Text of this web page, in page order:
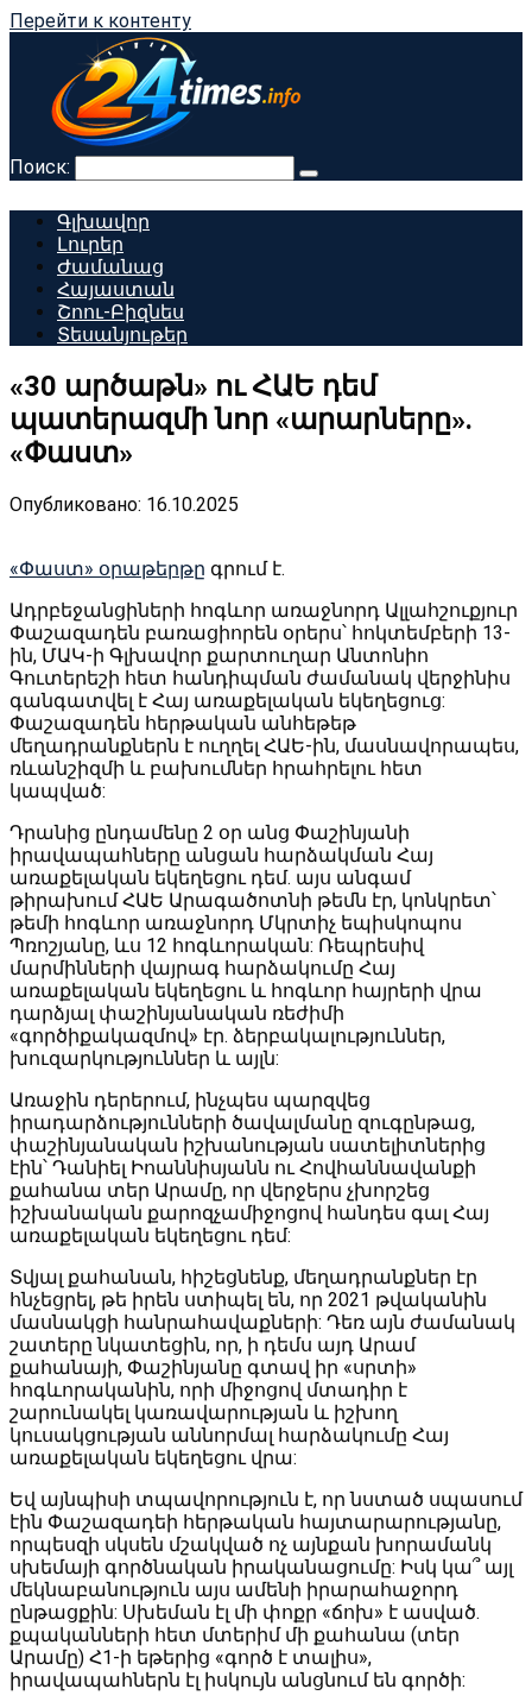
Перейти к контенту
Поиск:
Գլխավոր
Լուրեր
Ժամանաց
Հայաստան
Շոու-Բիզնես
Տեսանյութեր
«30 արծաթն» ու ՀԱԵ դեմ
պատերազմի նոր «արարները».
«Փաստ»
Опубликовано: 16.10.2025
«Փաստ» օրաթերթը գրում է.
Ադրբեջանցիների հոգևոր առաջնորդ Ալլահշուքյուր
Փաշազադեն բառացիորեն օրերս՝ հոկտեմբերի 13-
ին, ՄԱԿ-ի Գլխավոր քարտուղար Անտոնիո
Գուտերեշի հետ հանդիպման ժամանակ վերջինիս
գանգատվել է Հայ առաքելական եկեղեցուց:
Փաշազադեն հերթական անհեթեթ
մեղադրանքներն է ուղղել ՀԱԵ-ին, մասնավորապես,
ռևանշիզմի և բախումներ հրահրելու հետ
կապված:
Դրանից ընդամենը 2 օր անց Փաշինյանի
իրավապահները անցան հարձակման Հայ
առաքելական եկեղեցու դեմ. այս անգամ
թիրախում ՀԱԵ Արագածոտնի թեմն էր, կոնկրետ՝
թեմի հոգևոր առաջնորդ Մկրտիչ եպիսկոպոս
Պռոշյանը, ևս 12 հոգևորական: Ռեպրեսիվ
մարմինների վայրագ հարձակումը Հայ
առաքելական եկեղեցու և հոգևոր հայրերի վրա
դարձյալ փաշինյանական ռեժիմի
«գործիքակազմով» էր. ձերբակալություններ,
խուզարկություններ և այլն:
Առաջին դերերում, ինչպես պարզվեց
իրադարձությունների ծավալմանը զուգընթաց,
փաշինյանական իշխանության սատելիտներից
էին՝ Դանիել Իոաննիսյանն ու Հովհաննավանքի
քահանա տեր Արամը, որ վերջերս չխորշեց
իշխանական քարոզչամիջոցով հանդես գալ Հայ
առաքելական եկեղեցու դեմ:
Տվյալ քահանան, հիշեցնենք, մեղադրանքներ էր
հնչեցրել, թե իրեն ստիպել են, որ 2021 թվականին
մասնակցի հանրահավաքների: Դեռ այն ժամանակ
շատերը նկատեցին, որ, ի դեմս այդ Արամ
քահանայի, Փաշինյանը գտավ իր «սրտի»
հոգևորականին, որի միջոցով մտադիր է
շարունակել կառավարության և իշխող
կուսակցության աննորմալ հարձակումը Հայ
առաքելական եկեղեցու վրա:
Եվ այնպիսի տպավորություն է, որ նստած սպասում
էին Փաշազադեի հերթական հայտարարությանը,
որպեսզի սկսեն մշակված ոչ այնքան խորամանկ
սխեմայի գործնական իրականացումը: Իսկ կա՞ այլ
մեկնաբանություն այս ամենի իրարահաջորդ
ընթացքին: Սխեման էլ մի փոքր «ճոխ» է ասված.
քպականների հետ մտերիմ մի քահանա (տեր
Արամը) Հ1-ի եթերից «գործ է տալիս»,
իրավապահներն էլ իսկույն անցնում են գործի: